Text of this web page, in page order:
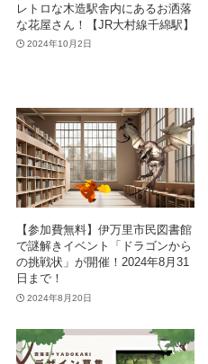
レトロな木造駅舎内にあるお洒落
な花屋さん！【JR大村線千綿駅】
2024年10月2日
【参加費無料】伊万里市民図書館
で謎解きイベント「ドラゴンから
の挑戦状」が開催！2024年8月31
日まで！
2024年8月20日